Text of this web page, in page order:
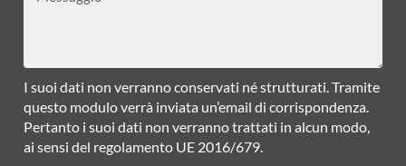
I suoi dati non verranno conservati né strutturati. Tramite
questo modulo verrà inviata un’email di corrispondenza.
Pertanto i suoi dati non verranno trattati in alcun modo,
ai sensi del regolamento UE 2016/679.